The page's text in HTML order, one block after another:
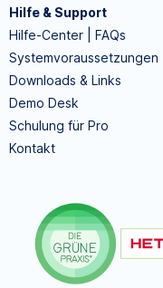
Hilfe & Support
Hilfe-Center | FAQs
Systemvoraussetzungen
Downloads & Links
Demo Desk
Schulung für Pro
Kontakt